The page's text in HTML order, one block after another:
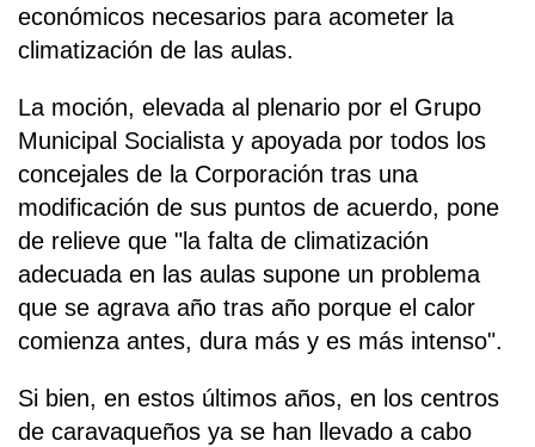
económicos necesarios para acometer la
climatización de las aulas.
La moción, elevada al plenario por el Grupo
Municipal Socialista y apoyada por todos los
concejales de la Corporación tras una
modificación de sus puntos de acuerdo, pone
de relieve que "la falta de climatización
adecuada en las aulas supone un problema
que se agrava año tras año porque el calor
comienza antes, dura más y es más intenso".
Si bien, en estos últimos años, en los centros
de caravaqueños ya se han llevado a cabo